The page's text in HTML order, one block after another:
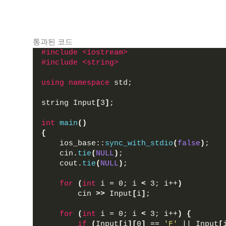
통과된 코드
#include <iostream>
#include <string>
using namespace std;
string Input [3] ;
int main()
{
    ios_base::
sync_with_stdio( false ) ;
    cin.
tie( NULL ) ;
    cout.
tie( NULL ) ;
for ( int i = 0; i < 3; i++)
        cin
>> Input [i] ;
for ( int i = 0; i < 3; i++)
{
if
( Input [i][0] == 'F' || Input [